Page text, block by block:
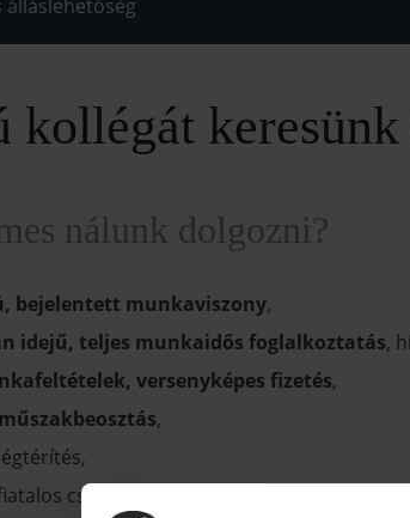
álláslehetőség
kollégát
nálunk dolgozni?
bejelentett munkaviszony,
idejű, teljes munkaidős foglalkoztatás,
versenyképes fizetés,
,
csapat.